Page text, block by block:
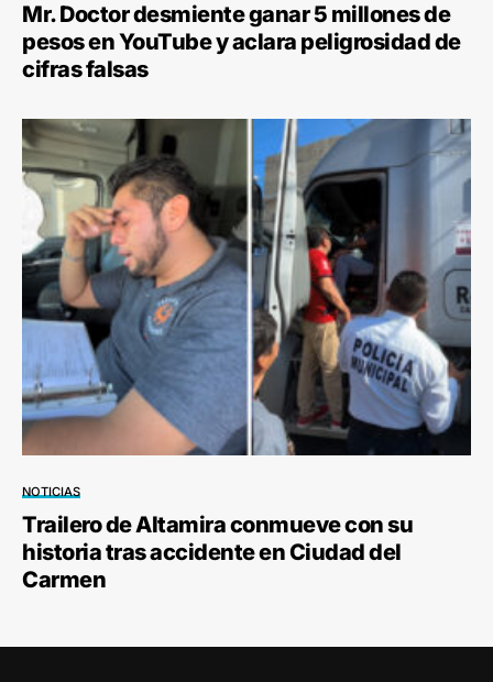
Mr. Doctor desmiente ganar 5 millones de
pesos en YouTube y aclara peligrosidad de
cifras falsas
NOTICIAS
Trailero de Altamira conmueve con su
historia tras accidente en Ciudad del
Carmen